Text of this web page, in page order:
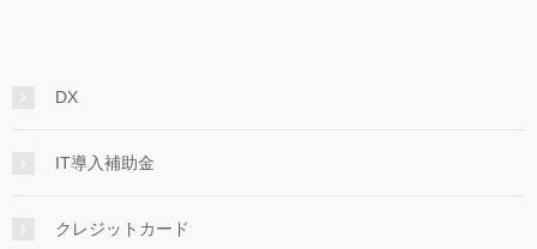
DX
IT導入補助金
クレジットカード